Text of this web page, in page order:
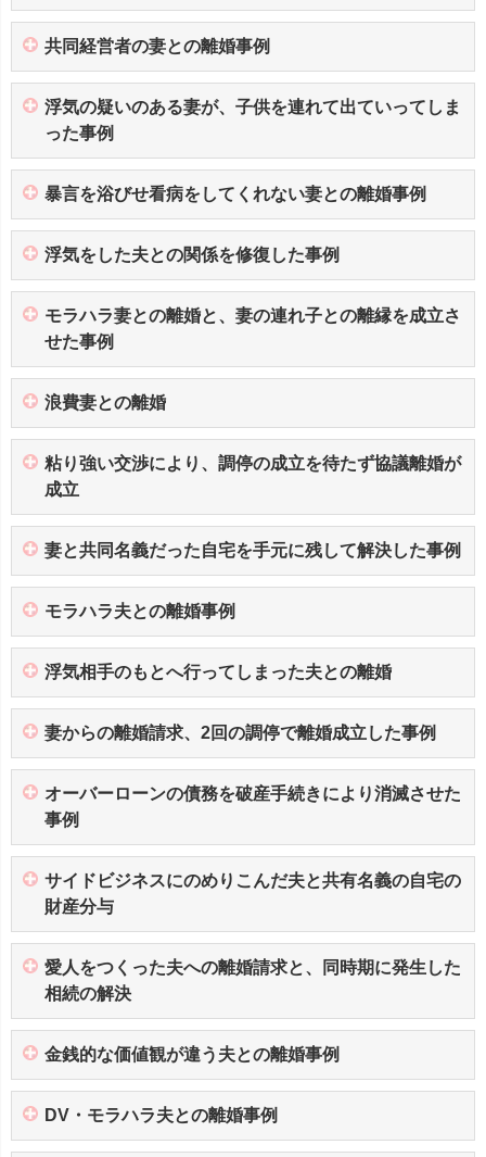
共同経営者の妻との離婚事例
浮気の疑いのある妻が、子供を連れて出ていってしま
った事例
暴言を浴びせ看病をしてくれない妻との離婚事例
浮気をした夫との関係を修復した事例
モラハラ妻との離婚と、妻の連れ子との離縁を成立さ
せた事例
浪費妻との離婚
粘り強い交渉により、調停の成立を待たず協議離婚が
成立
妻と共同名義だった自宅を手元に残して解決した事例
モラハラ夫との離婚事例
浮気相手のもとへ行ってしまった夫との離婚
妻からの離婚請求、2回の調停で離婚成立した事例
オーバーローンの債務を破産手続きにより消滅させた
事例
サイドビジネスにのめりこんだ夫と共有名義の自宅の
財産分与
愛人をつくった夫への離婚請求と、同時期に発生した
相続の解決
金銭的な価値観が違う夫との離婚事例
DV・モラハラ夫との離婚事例